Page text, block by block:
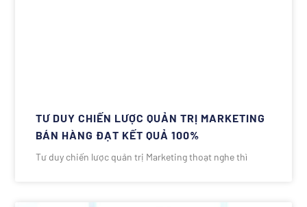
TƯ DUY CHIẾN LƯỢC QUẢN TRỊ MARKETING
BÁN HÀNG ĐẠT KẾT QUẢ 100%
Tư duy chiến lược quản trị Marketing thoạt nghe thì